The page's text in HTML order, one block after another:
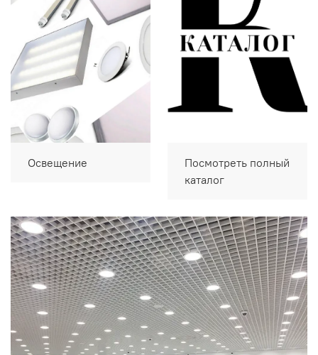
Освещение
Посмотреть полный
каталог